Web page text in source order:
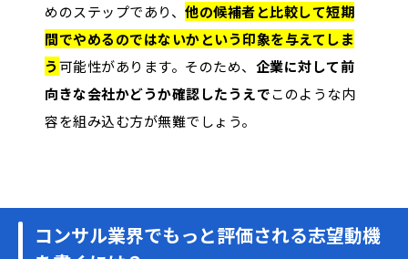
めのステップであり、 他の候補者と比較して短期
間でやめるのではないかという印象を与えてしま
う可能性があります。そのため、 企業に対して前
向きな会社かどうか確認したうえでこのような内
容を組み込む方が無難でしょう。
コンサル業界でもっと評価される志望動機